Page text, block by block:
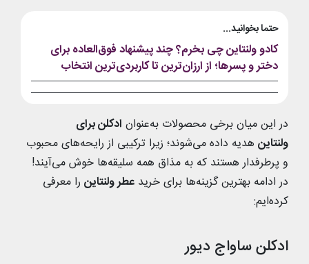
حتما بخوانید...
کادو ولنتاین چی بخرم؟ چند پیشنهاد فوق‌العاده برای
دختر و پسرها؛ از ارزان‌ترین تا کاربردی‌ترین انتخاب
در این میان برخی محصولات به‌عنوان ادکلن برای
ولنتاین هدیه داده می‌شوند؛ زیرا ترکیبی از رایحه‌های محبوب
و پرطرفدار هستند که به مذاق همه سلیقه‌ها خوش می‌آیند!
در ادامه بهترین گزینه‌ها برای خرید عطر ولنتاین را معرفی
کرده‌ایم:
ادکلن ساواج دیور